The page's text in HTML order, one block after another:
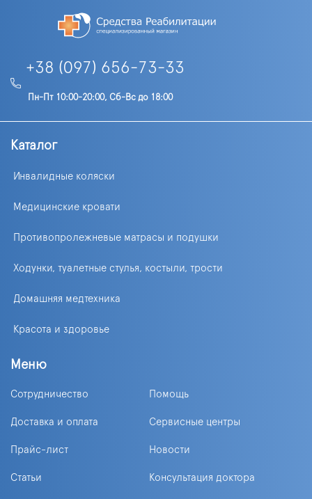
+38 (097) 656-73-33
Пн-Пт 10:00-20:00, Сб-Вс до 18:00
Каталог
Инвалидные коляски
Медицинские кровати
Противопролежневые матрасы и подушки
Ходунки, туалетные стулья, костыли, трости
Домашняя медтехника
Красота и здоровье
Меню
Сотрудничество Помощь
Доставка и оплата Сервисные центры
Прайс-лист Новости
Статьи Консультация доктора